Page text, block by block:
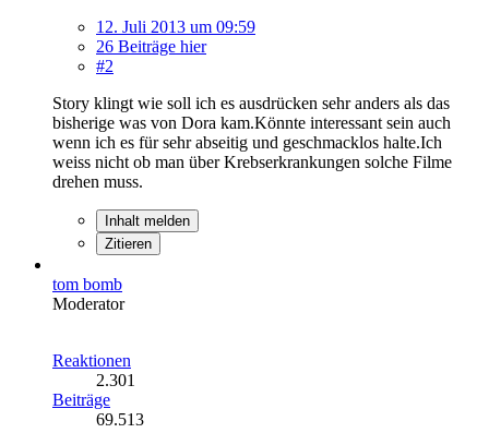
12. Juli 2013 um 09:59
26 Beiträge hier
#2
Story klingt wie soll ich es ausdrücken sehr anders als das
bisherige was von Dora kam.Könnte interessant sein auch
wenn ich es für sehr abseitig und geschmacklos halte.Ich
weiss nicht ob man über Krebserkrankungen solche Filme
drehen muss.
Inhalt melden
Zitieren
tom bomb
Moderator
Reaktionen
2.301
Beiträge
69.513